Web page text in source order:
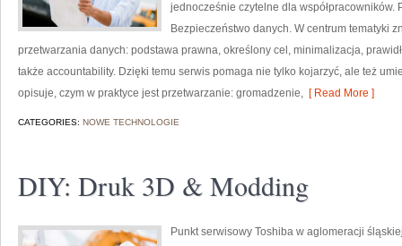
jednocześnie czytelne dla
Bezpieczeństwo danych. W centrum tematyki
przetwarzania danych: podstawa prawna, określony cel, minimalizacja,
także accountability. Dzięki temu serwis pomaga nie tylko kojarzyć, ale też
opisuje, czym w praktyce jest przetwarzanie: gromadzenie, [ Read More ]
CATEGORIES: NOWE TECHNOLOGIE
DIY: Druk 3D & Modding
Punkt serwisowy Toshiba w aglomeracji